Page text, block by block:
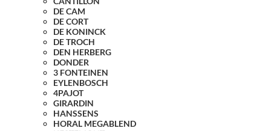
DE CAM
DE CORT
DE KONINCK
DE TROCH
DEN HERBERG
DONDER
3 FONTEINEN
EYLENBOSCH
4PAJOT
GIRARDIN
HANSSENS
HORAL MEGABLEND